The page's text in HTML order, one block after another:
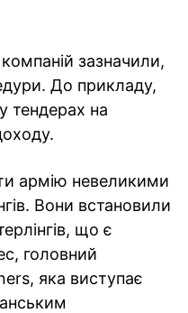
зазначили,
До прикладу,
тендерах на
армію невеликими
Вони встановили
що є
головний
яка виступає